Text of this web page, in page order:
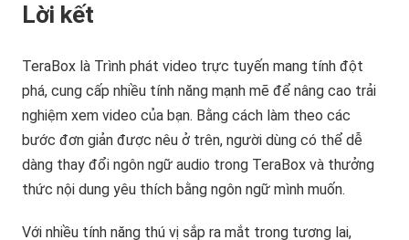
Lời kết
TeraBox là Trình phát video trực tuyến mang tính đột
phá, cung cấp nhiều tính năng mạnh mẽ để nâng cao trải
nghiệm xem video của bạn. Bằng cách làm theo các
bước đơn giản được nêu ở trên, người dùng có thể dễ
dàng thay đổi ngôn ngữ audio trong TeraBox và thưởng
thức nội dung yêu thích bằng ngôn ngữ mình muốn.
Với nhiều tính năng thú vị sắp ra mắt trong tương lai,